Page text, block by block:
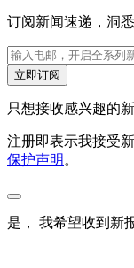
订阅新闻速递，洞悉
立即订阅
只想接收感兴趣的
注册即表示我接受
保护声明 。
是， 我希望收到新